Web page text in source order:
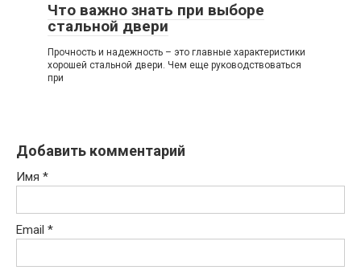
Что важно знать при выборе
стальной двери
Прочность и надежность – это главные характеристики
хорошей стальной двери. Чем еще руководствоваться
при
Добавить комментарий
Имя *
Email *